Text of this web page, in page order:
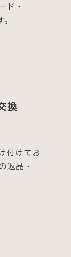
ド・
換
付けてお
返品・